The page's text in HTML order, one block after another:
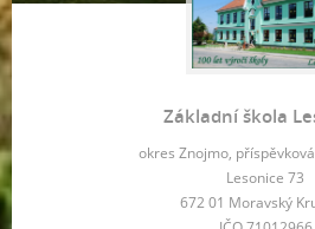
Základní škola
okres Znojmo,
Lesonice 73
672 01 Moravský